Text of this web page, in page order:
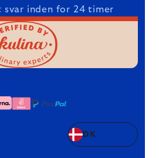
svar inden for 24 timer
DK